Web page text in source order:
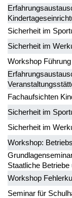
Sicherheit im
Sicherheit im
Workshop Führung
Fachaufsichten
Sicherheit im
Sicherheit im
Workshop:
Staatliche
Workshop
Seminar für